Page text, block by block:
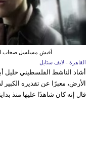
أفيش مسلسل صحاب
القاهرة - لايف ستايل
أشاد الناشط الفلسطيني
الأرض، معبرًا عن تقديره الكبير
قال إنه كان شاهدًا عليها منذ